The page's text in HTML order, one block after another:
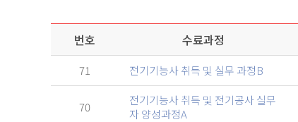
번호 수료과정
71 전기기능사 취득 및 실무 과정B
70
전기기능사 취득 및 전기공사 실무
자 양성과정A